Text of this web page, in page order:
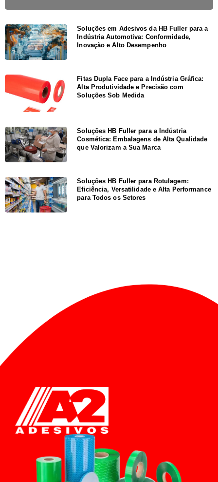
Soluções em Adesivos da HB Fuller para a
Indústria Automotiva: Conformidade,
Inovação e Alto Desempenho
Fitas Dupla Face para a Indústria Gráfica:
Alta Produtividade e Precisão com
Soluções Sob Medida
Soluções HB Fuller para a Indústria
Cosmética: Embalagens de Alta Qualidade
que Valorizam a Sua Marca
Soluções HB Fuller para Rotulagem:
Eficiência, Versatilidade e Alta Performance
para Todos os Setores